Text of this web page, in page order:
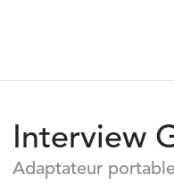
Interview
Adaptateur